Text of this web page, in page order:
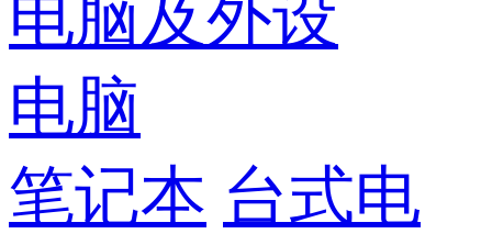
电脑及外设
电脑
笔记本 台式电